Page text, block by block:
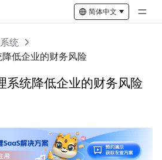
简体中文
统
低企业的财务风险
系统降低企业的财务风险